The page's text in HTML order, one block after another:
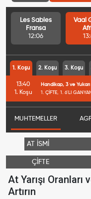
Les Sables
Fransa
12:06
Vaal
1. Koşu 2. Koşu 3. Koşu
13:40
1. Koşu
Handikap, 3 ve
1. ÇİFTE, 1. 6'LI
MUHTEMELLER
AT İSMİ
ÇİFTE
At Yarışı Oranları
Artırın